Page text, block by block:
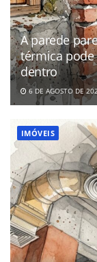
A parede
térmica pode
dentro
6 DE AGOSTO DE
IMÓVEIS